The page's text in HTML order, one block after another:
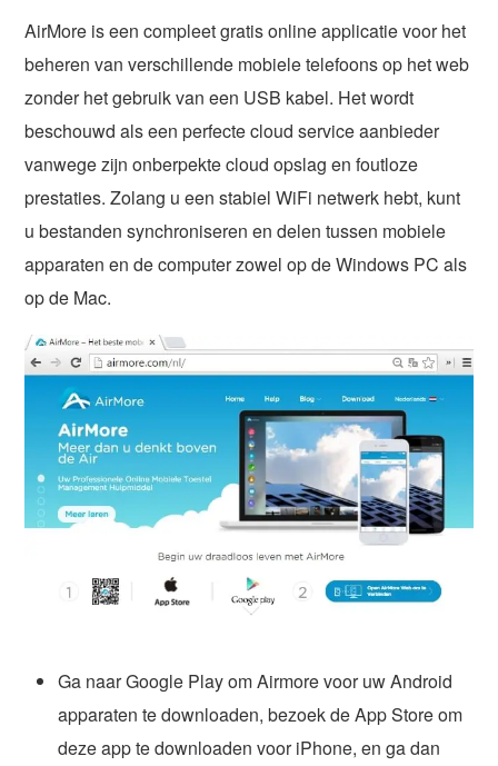
AirMore is een compleet gratis online applicatie voor het
beheren van verschillende mobiele telefoons op het web
zonder het gebruik van een USB kabel. Het wordt
beschouwd als een perfecte cloud service aanbieder
vanwege zijn onberpekte cloud opslag en foutloze
prestaties. Zolang u een stabiel WiFi netwerk hebt, kunt
u bestanden synchroniseren en delen tussen mobiele
apparaten en de computer zowel op de Windows PC als
op de Mac.
Ga naar Google Play om Airmore voor uw Android
apparaten te downloaden, bezoek de App Store om
deze app te downloaden voor iPhone, en ga dan